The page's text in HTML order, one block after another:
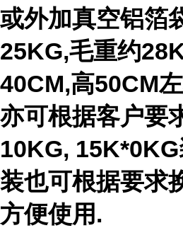
或外加真空铝箔
25KG,毛重约
40CM,高50CM
亦可根据客户要
10KG,
装也可根据要求
方便使用.